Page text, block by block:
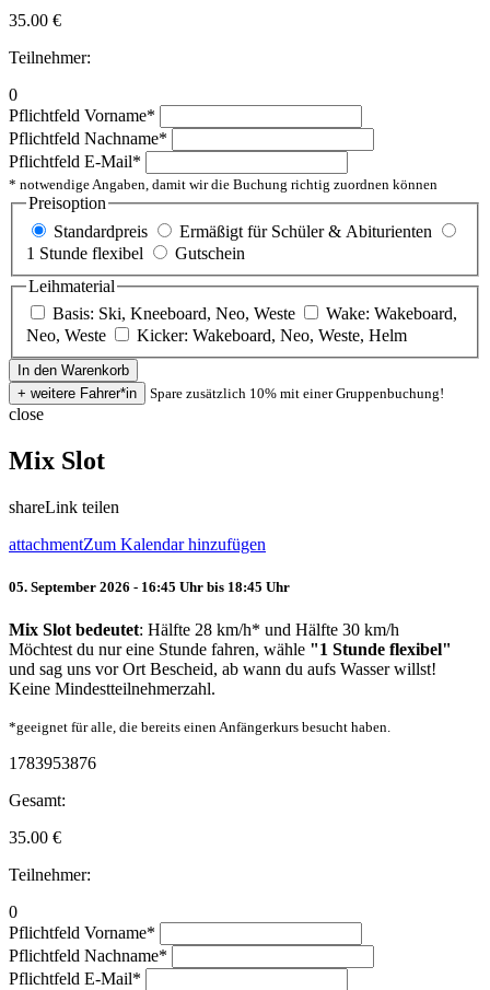
35.00 €
Teilnehmer:
0
Pflichtfeld Vorname*
Pflichtfeld Nachname*
Pflichtfeld E-Mail*
* notwendige Angaben, damit wir die Buchung richtig zuordnen können
Preisoption
Standardpreis
Ermäßigt für Schüler & Abiturienten
1 Stunde flexibel
Gutschein
Leihmaterial
Basis: Ski, Kneeboard, Neo, Weste
Wake: Wakeboard,
Neo, Weste
Kicker: Wakeboard, Neo, Weste, Helm
Spare zusätzlich 10% mit einer Gruppenbuchung!
close
Mix Slot
shareLink teilen
attachmentZum Kalendar hinzufügen
05. September 2026 - 16:45 Uhr bis 18:45 Uhr
Mix Slot bedeutet: Hälfte 28 km/h* und Hälfte 30 km/h
Möchtest du nur eine Stunde fahren, wähle "1 Stunde flexibel"
und sag uns vor Ort Bescheid, ab wann du aufs Wasser willst!
Keine Mindestteilnehmerzahl.
*geeignet für alle, die bereits einen Anfängerkurs besucht haben.
1783953876
Gesamt:
35.00 €
Teilnehmer:
0
Pflichtfeld Vorname*
Pflichtfeld Nachname*
Pflichtfeld E-Mail*